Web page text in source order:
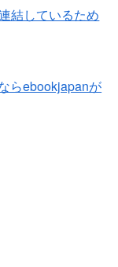
結しているため
らebookjapanが